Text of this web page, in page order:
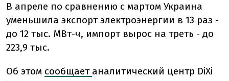
В апреле по сравнению с мартом Украина
уменьшила экспорт электроэнергии в 13 раз -
до 12 тыс. МВт-ч, импорт вырос на треть - до
223,9 тыс.
Об этом сообщает аналитический центр DiXi